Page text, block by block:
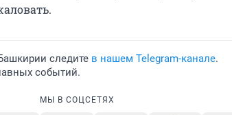
следите в нашем Telegram-канале.
событий.
МЫ В СОЦСЕТЯХ